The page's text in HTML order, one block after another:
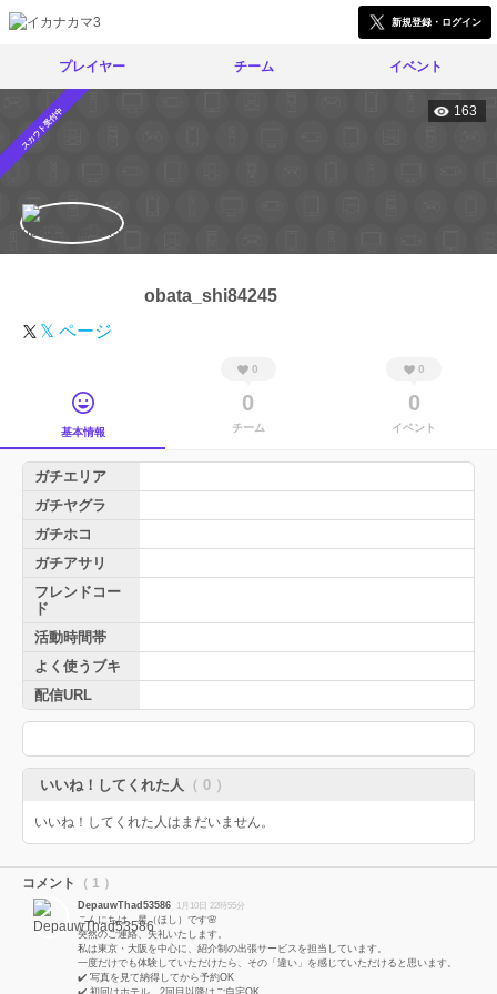
新規登録・ログイン
プレイヤー チーム イベント
スカウト受付中 163
obata_shi84245
𝕏 ページ
基本情報
0
0
チーム
0
0
イベント
ガチエリア
ガチヤグラ
ガチホコ
ガチアサリ
フレンドコー
ド
活動時間帯
よく使うブキ
配信URL
いいね！してくれた人 （ 0 ）
いいね！してくれた人はまだいません。
コメント （ 1 ）
DepauwThad53586 1月10日 22時55分
こんにちは、星（ほし）です🌸
突然のご連絡、失礼いたします。
私は東京・大阪を中心に、紹介制の出張サービスを担当しています。
一度だけでも体験していただけたら、その「違い」を感じていただけると思います。
✔️ 写真を見て納得してから予約OK